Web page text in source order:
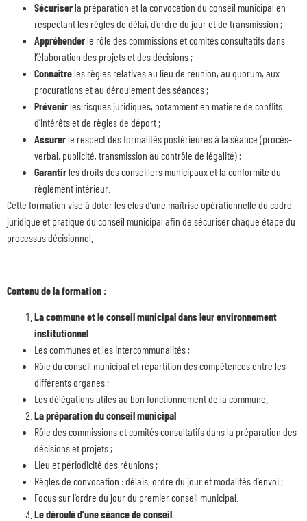
Sécuriserla préparation et la convocation du conseil municipal en
respectant les règles de délai, d’ordre du jour et de transmission ;
Appréhenderle rôle des commissions et comités consultatifs dans
l’élaboration des projets et des décisions ;
Connaîtreles règles relatives au lieu de réunion, au quorum, aux
procurations et au déroulement des séances ;
Prévenirles risques juridiques, notamment en matière de conflits
d’intérêts et de règles de déport ;
Assurerle respect des formalités postérieures à la séance (procès-
verbal, publicité, transmission au contrôle de légalité) ;
Garantirles droits des conseillers municipaux et la conformité du
règlement intérieur.
Cette formation vise à doter les élus d’une maîtrise opérationnelle du cadre
juridique et pratique du conseil municipal afin de sécuriser chaque étape du
processus décisionnel.
Contenu de la formation :
La commune et le conseil municipal dans leur environnement
institutionnel
Les communes et les intercommunalités ;
Rôle du conseil municipal et répartition des compétences entre les
différents organes ;
Les délégations utiles au bon fonctionnement de la commune.
La préparation du conseil municipal
Rôle des commissions et comités consultatifs dans la préparation des
décisions et projets ;
Lieu et périodicité des réunions ;
Règles de convocation : délais, ordre du jour et modalités d’envoi ;
Focus sur l’ordre du jour du premier conseil municipal.
Le déroulé d’une séance de conseil